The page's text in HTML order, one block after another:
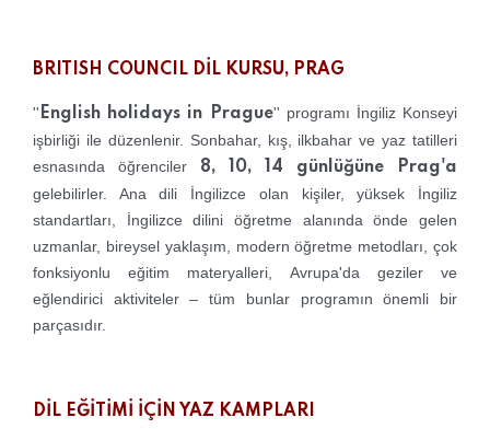
BRITISH COUNCIL DİL KURSU, PRAG
'' English holidays in Prague'' programı İngiliz Konseyi
işbirliği ile düzenlenir. Sonbahar, kış, ilkbahar ve yaz tatilleri
esnasında öğrenciler 8, 10, 14 günlüğüne Prag'a
gelebilirler. Ana dili İngilizce olan kişiler, yüksek İngiliz
standartları, İngilizce dilini öğretme alanında önde gelen
uzmanlar, bireysel yaklaşım, modern öğretme metodları, çok
fonksiyonlu eğitim materyalleri, Avrupa'da geziler ve
eğlendirici aktiviteler – tüm bunlar programın önemli bir
parçasıdır.
DİL EĞİTİMİ İÇİN YAZ KAMPLARI